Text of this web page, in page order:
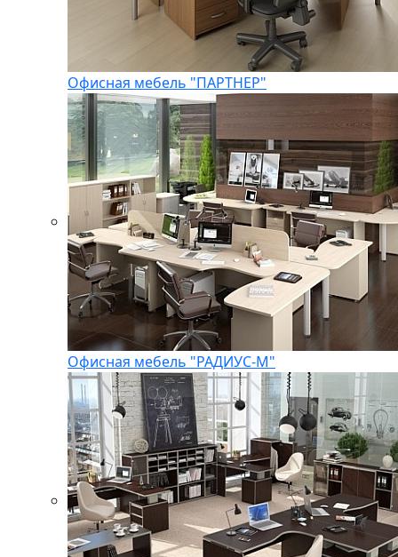
Офисная мебель "ПАРТНЕР"
Офисная мебель "РАДИУС-М"